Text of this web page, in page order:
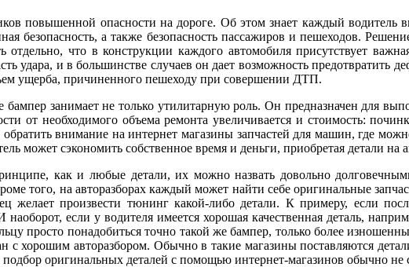
повышенной опасности на дороге. Об этом знает каждый водитель
безопасность, а также безопасность пассажиров и пешеходов.
что в конструкции каждого автомобиля присутствует
удара, и в большинстве случаев он дает возможность
ущерба, причиненного пешеходу при совершении ДТП.
занимает не только утилитарную роль. Он предназначен для
от необходимого объема ремонта увеличивается и стоимость:
внимание на интернет магазины запчастей для машин, где
может сэкономить собственное время и деньги, приобретая детали на
как и любые детали, их можно назвать довольно
того, на авторазборах каждый может найти себе оригинальные
желает произвести тюнинг какой-либо детали. К примеру, если
если у водителя имеется хорошая качественная деталь,
просто понадобиться точно такой же бампер, только более
с хорошим авторазбором. Обычно в такие магазины поставляются
оригинальных деталей с помощью интернет-магазинов обычно не